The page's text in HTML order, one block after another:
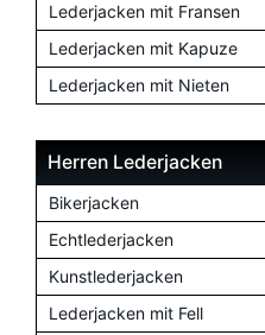
Lederjacken mit Fransen
Lederjacken mit Kapuze
Lederjacken mit Nieten
Herren Lederjacken
Bikerjacken
Echtlederjacken
Kunstlederjacken
Lederjacken mit Fell